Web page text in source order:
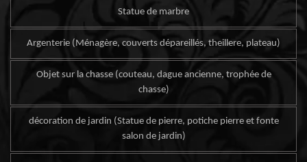
Statue de marbre
Argenterie (Ménagère, couverts dépareillés, theillere, plateau)
Objet sur la chasse (couteau, dague ancienne, trophée de
chasse)
décoration de jardin (Statue de pierre, potiche pierre et fonte
salon de jardin)